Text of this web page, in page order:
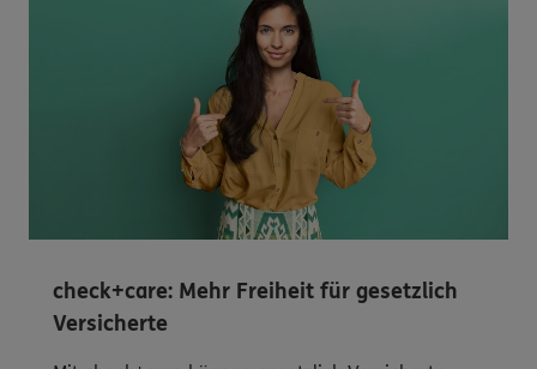
check+care: Mehr Freiheit für gesetzlich
Versicherte